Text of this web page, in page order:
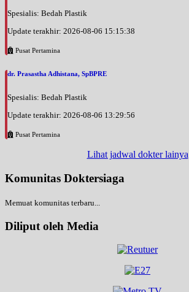
Spesialis: Bedah Plastik
Update terakhir: 2026-08-06 15:15:38
Pusat Pertamina
dr. Prasastha Adhistana, SpBPRE
Spesialis: Bedah Plastik
Update terakhir: 2026-08-06 13:29:56
Pusat Pertamina
Lihat jadwal dokter lainya
Komunitas Doktersiaga
Memuat komunitas terbaru...
Diliput oleh Media